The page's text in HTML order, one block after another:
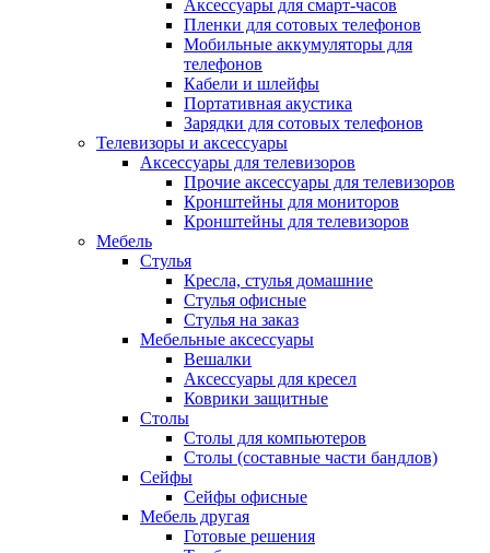
Аксессуары для смарт-часов
Пленки для сотовых телефонов
Мобильные аккумуляторы для
телефонов
Кабели и шлейфы
Портативная акустика
Зарядки для сотовых телефонов
Телевизоры и аксессуары
Аксессуары для телевизоров
Прочие аксессуары для телевизоров
Кронштейны для мониторов
Кронштейны для телевизоров
Мебель
Стулья
Кресла, стулья домашние
Стулья офисные
Стулья на заказ
Мебельные аксессуары
Вешалки
Аксессуары для кресел
Коврики защитные
Столы
Столы для компьютеров
Столы (составные части бандлов)
Сейфы
Сейфы офисные
Мебель другая
Готовые решения